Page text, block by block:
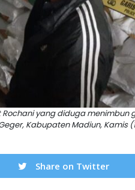
yang diduga menimbun
Kabupaten Madiun, Kamis
Share on Twitter